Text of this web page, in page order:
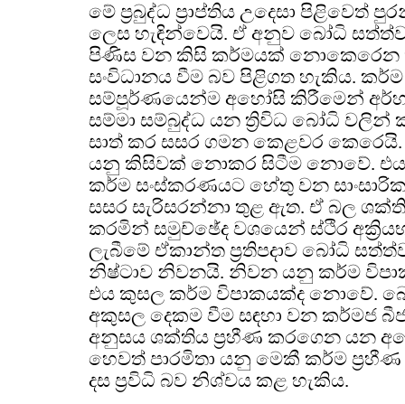
මේ ප්‍රබුද්ධ ප්‍රාප්තිය උදෙසා පිළිවෙත්
ලෙස හැඳින්වෙයි. ඒ අනුව බෝධි සත්ත්ව
පිණිස වන කිසි කර්මයක් නොකෙරෙන
සංවිධානය වීම බව පිළිගත හැකිය.
සම්පූර්ණයෙන්ම අහෝසි කිරීමෙන්
සම්මා සම්බුද්ධ යන ත්‍රිවිධ බෝධි
සාත් කර සසර ගමන කෙළවර
යනු කිසිවක් නොකර සිටීම නොවේ.
කර්ම සංස්කරණයට හේතු වන
සසර සැරිසරන්නා තුළ ඇත. ඒ බල
කරමින් සමුච්ඡේද වශයෙන් ස්ථිර
ලැබීමේ ඒකාන්ත ප්‍රතිපදාව බෝධි සත්ත්ව
නිෂ්ටාව නිවනයි. නිවන යනු කර්ම
එය කුසල කර්ම විපාකයක්ද නොවේ.
අකුසල දෙකම වීම සඳහා වන කර්මජ
අනුසය ශක්තිය ප්‍රහීණ කරගෙන යන
හෙවත් පාරමිතා යනු මෙකී කර්ම
දස ප්‍රවිධි බව නිශ්චය කළ හැකිය.